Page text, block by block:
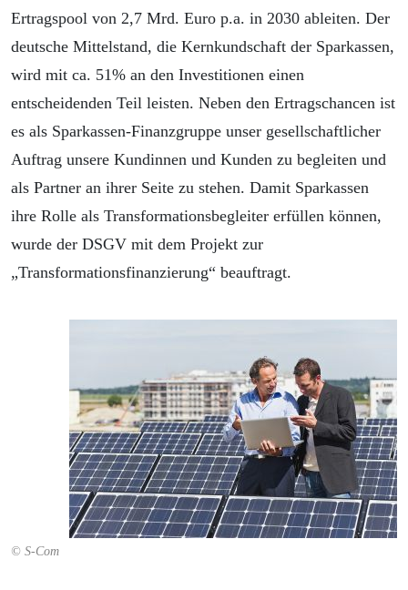
Ertragspool von 2,7 Mrd. Euro p.a. in 2030 ableiten. Der
deutsche Mittelstand, die Kernkundschaft der Sparkassen,
wird mit ca. 51% an den Investitionen einen
entscheidenden Teil leisten. Neben den Ertragschancen ist
es als Sparkassen-Finanzgruppe unser gesellschaftlicher
Auftrag unsere Kundinnen und Kunden zu begleiten und
als Partner an ihrer Seite zu stehen. Damit Sparkassen
ihre Rolle als Transformationsbegleiter erfüllen können,
wurde der DSGV mit dem Projekt zur
„Transformationsfinanzierung“ beauftragt.
© S-Com